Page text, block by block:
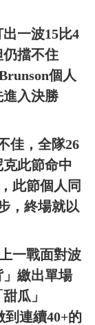
一波15比4
仍擋不住
個人
進入決勝
佳，全隊26
此節命中
此節個人同
，終場就以
一戰面對波
繳出單場
瓜」
連續40+的